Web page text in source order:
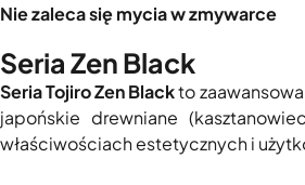
Nie zaleca się mycia w zmywarce
Seria Zen Black
Seria Tojiro Zen Blackto
japońskie drewniane
właściwościach estetycznych i